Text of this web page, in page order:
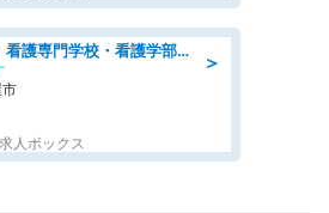
＞
「土日祝休み」看護専門学校・看護学部での教員業務/高時給/要資格:保健師、正看護師
人ボックス